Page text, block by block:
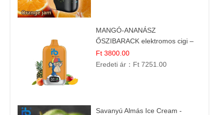
MANGÓ-ANANÁSZ
ŐSZIBARACK elektromos cigi –
12 000 befújás
Ft 3800.00
Eredeti ár： Ft 7251.00
Savanyú Almás Ice Cream -